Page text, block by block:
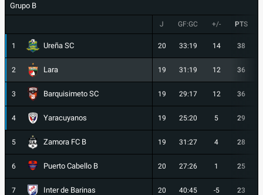
Grupo B
J GF:GC +/- PTS
1 Ureña SC 20 33:19 14 38
2 Lara 19 31:19 12 36
3 Barquisimeto SC 19 29:17 12 36
4 Yaracuyanos 19 25:20 5 29
5 Zamora FC B 19 31:27 4 28
6 Puerto Cabello B 20 27:26 1 25
7 Inter de Barinas 20 40:45 -5 23